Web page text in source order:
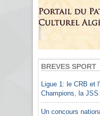
BREVES SPORT
Ligue 1: le CRB et
Champions, la
Un concours